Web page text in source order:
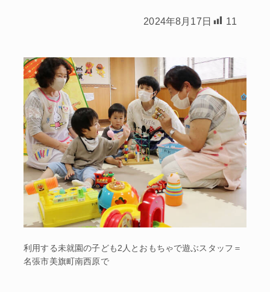
2024年8月17日 11
利用する未就園の子ども2人とおもちゃで遊ぶスタッフ＝
名張市美旗町南西原で